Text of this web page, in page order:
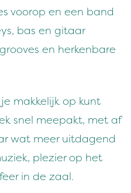
voorop en een band
bas en gitaar
en herkenbare
makkelijk op kunt
snel meepakt, met af
wat meer uitdagend
plezier op het
in de zaal.